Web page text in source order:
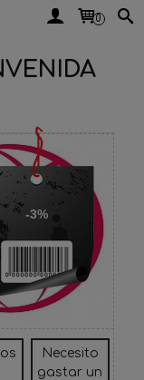
0
-3%
Necesito
gastar un